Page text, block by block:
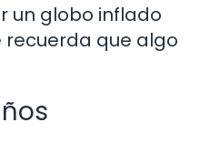
un globo inflado
recuerda que algo